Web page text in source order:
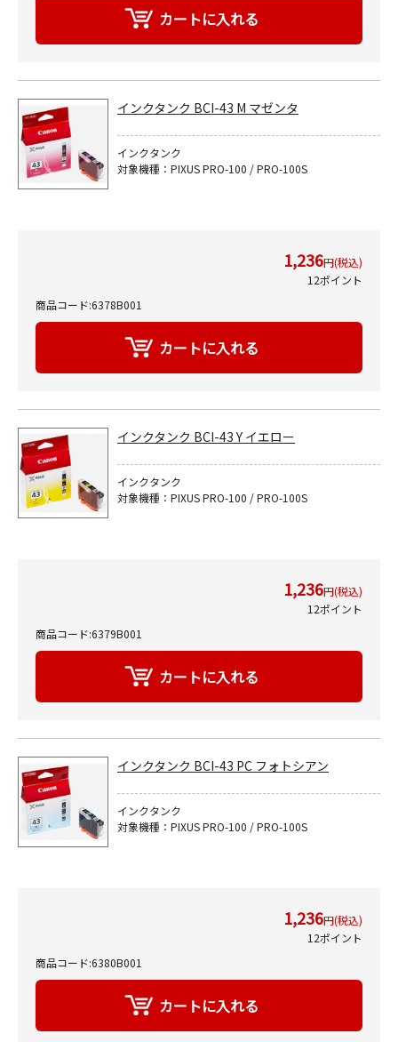
インクタンク BCI-43 M マゼンタ
インクタンク
対象機種：PIXUS PRO-100 / PRO-100S
1,236円(税込)
12ポイント
商品コード:6378B001
インクタンク BCI-43 Y イエロー
インクタンク
対象機種：PIXUS PRO-100 / PRO-100S
1,236円(税込)
12ポイント
商品コード:6379B001
インクタンク BCI-43 PC フォトシアン
インクタンク
対象機種：PIXUS PRO-100 / PRO-100S
1,236円(税込)
12ポイント
商品コード:6380B001